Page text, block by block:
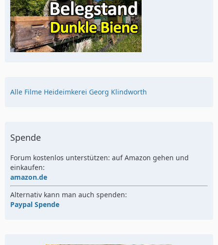
Alle Filme Heideimkerei Georg Klindworth
Spende
Forum kostenlos unterstützen: auf Amazon gehen und
einkaufen:
amazon.de
Alternativ kann man auch spenden:
Paypal Spende